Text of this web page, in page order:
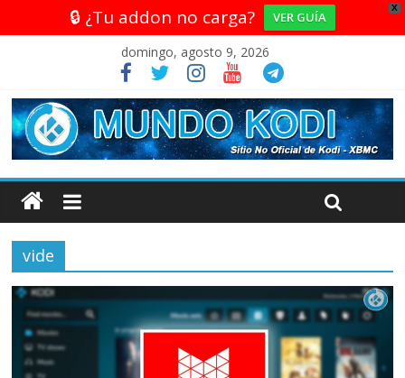
X
🔒 ¿Tu addon no carga? VER GUÍA
domingo, agosto 9, 2026
vide